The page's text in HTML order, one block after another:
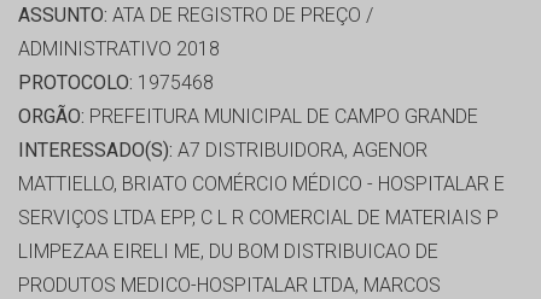
ASSUNTO: ATA DE REGISTRO DE PREÇO /
ADMINISTRATIVO 2018
PROTOCOLO: 1975468
ORGÃO: PREFEITURA MUNICIPAL DE CAMPO GRANDE
INTERESSADO(S): A7 DISTRIBUIDORA, AGENOR
MATTIELLO, BRIATO COMÉRCIO MÉDICO - HOSPITALAR E
SERVIÇOS LTDA EPP, C L R COMERCIAL DE MATERIAIS P
LIMPEZAA EIRELI ME, DU BOM DISTRIBUICAO DE
PRODUTOS MEDICO-HOSPITALAR LTDA, MARCOS